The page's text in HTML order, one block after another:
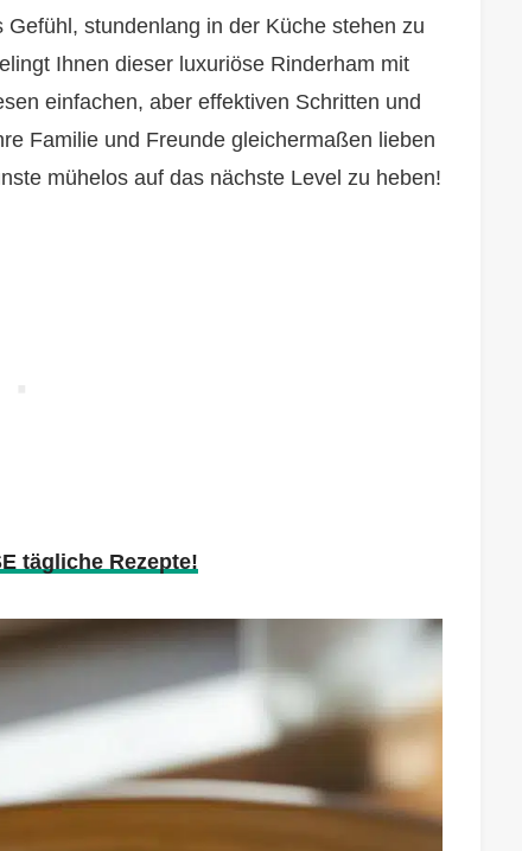
stundenlang in der Küche stehen zu
Ihnen dieser luxuriöse Rinderham mit
einfachen, aber effektiven Schritten und
Familie und Freunde gleichermaßen lieben
mühelos auf das nächste Level zu heben!
tägliche Rezepte!